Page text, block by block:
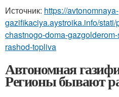
Источник: https://avtonomnaya-
gazifikaciya.aystroika.info/
chastnogo-doma-
rashod-topliva
Автономная
Регионы бывают